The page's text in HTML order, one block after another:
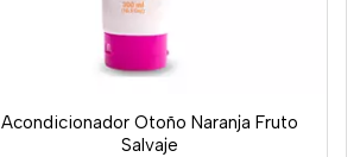
Acondicionador Otoño Naranja Fruto
Salvaje